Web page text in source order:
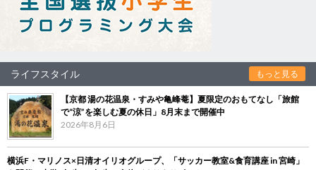
ライフスタイル もっと見る
【京都 湯の花温泉・すみや亀峰菴】夏限定のおもてなし「旅館
で“涼”を楽しむ夏の休日」8月末まで開催中
2026年8月6日
横浜F・マリノス×日清オイリオグループ、「サッカー教室&食育講座 in 宮崎」